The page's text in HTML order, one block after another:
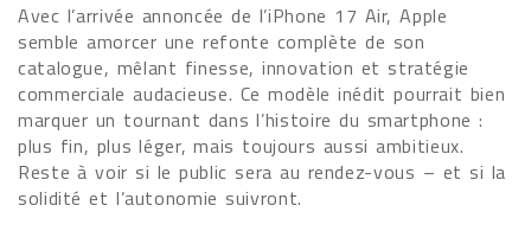
Avec l’arrivée annoncée de l’iPhone 17 Air, Apple
semble amorcer une refonte complète de son
catalogue, mêlant finesse, innovation et stratégie
commerciale audacieuse. Ce modèle inédit pourrait bien
marquer un tournant dans l’histoire du smartphone :
plus fin, plus léger, mais toujours aussi ambitieux.
Reste à voir si le public sera au rendez-vous – et si la
solidité et l’autonomie suivront.